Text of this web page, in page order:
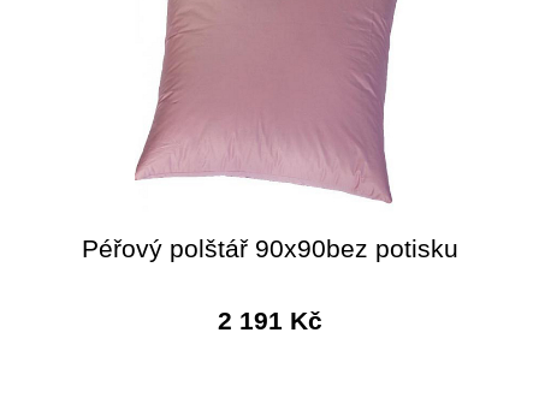
Péřový polštář 90x90bez potisku
2 191 Kč